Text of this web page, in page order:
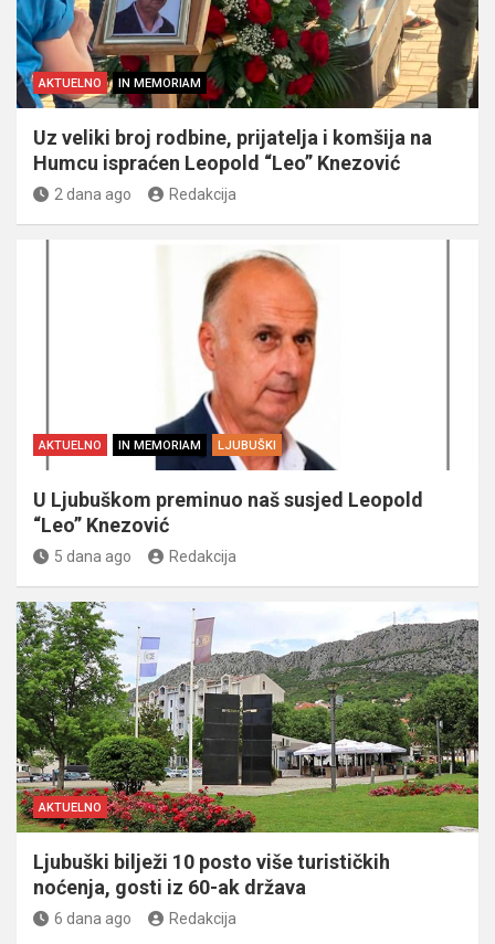
AKTUELNO IN MEMORIAM
Uz veliki broj rodbine, prijatelja i komšija na
Humcu ispraćen Leopold “Leo” Knezović
2 dana ago Redakcija
AKTUELNO IN MEMORIAM LJUBUŠKI
U Ljubuškom preminuo naš susjed Leopold
“Leo” Knezović
5 dana ago Redakcija
AKTUELNO
Ljubuški bilježi 10 posto više turističkih
noćenja, gosti iz 60-ak država
6 dana ago Redakcija